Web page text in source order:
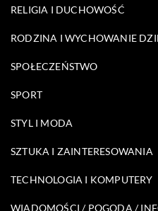
RELIGIA I DUCHOWOŚĆ
RODZINA I WYCHOWANIE
SPOŁECZEŃSTWO
SPORT
STYL I MODA
SZTUKA I ZAINTERESOWANIA
TECHNOLOGIA I KOMPUTERY
WIADOMOŚCI / POGODA /